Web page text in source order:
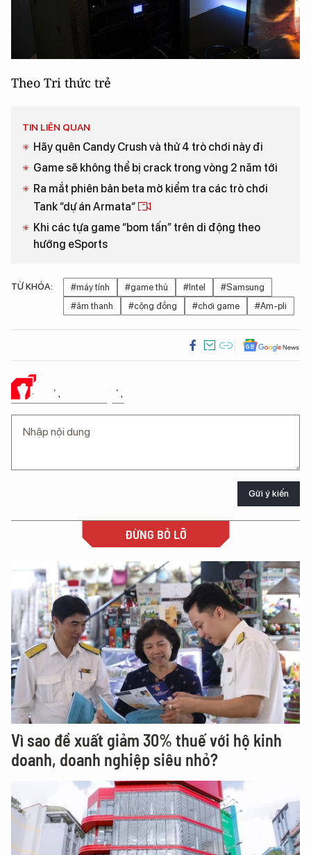
Theo Tri thức trẻ
TIN LIÊN QUAN
Hãy quên Candy Crush và thử 4 trò chơi này đi
Game sẽ không thể bị crack trong vòng 2 năm tới
Ra mắt phiên bản beta mở kiểm tra các trò chơi
Tank “dự án Armata“
Khi các tựa game “bom tấn” trên di động theo
hướng eSports
TỪ KHÓA: #máy tính #game thủ #Intel
#Samsung
#âm thanh
#cộng đồng #chơi game #Am-pli
Ý KIẾN CỦA BẠN
Gửi ý kiến
ĐỪNG BỎ LỠ
Vì sao đề xuất giảm 30% thuế với hộ kinh
doanh, doanh nghiệp siêu nhỏ?